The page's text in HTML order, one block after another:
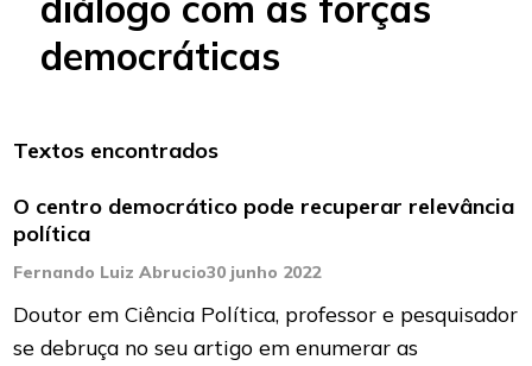
democráticas
Textos encontrados
O centro democrático pode recuperar relevância
política
Fernando Luiz Abrucio30 junho 2022
Doutor em Ciência Política, professor e pesquisador
se debruça no seu artigo em enumerar as